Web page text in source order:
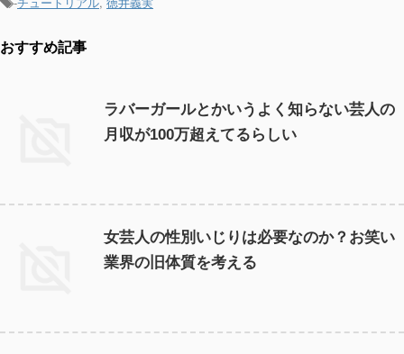
おすすめ記事
ラバーガールとかいうよく知らない芸人の
月収が100万超えてるらしい
女芸人の性別いじりは必要なのか？お笑い
業界の旧体質を考える